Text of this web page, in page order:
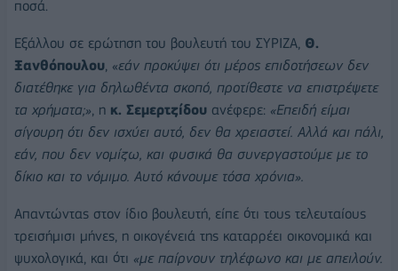
ποσά.
Εξάλλου σε ερώτηση του βουλευτή του ΣΥΡΙΖΑ, Θ.
Ξανθόπουλου, «εάν προκύψει ότι μέρος επιδοτήσεων δεν
διατέθηκε για δηλωθέντα σκοπό, προτίθεστε να επιστρέψετε
τα χρήματα;», η κ. Σεμερτζίδου ανέφερε: «Επειδή είμαι
σίγουρη ότι δεν ισχύει αυτό, δεν θα χρειαστεί. Αλλά και πάλι,
εάν, που δεν νομίζω, και φυσικά θα συνεργαστούμε με το
δίκιο και το νόμιμο. Αυτό κάνουμε τόσα χρόνια».
Απαντώντας στον ίδιο βουλευτή, είπε ότι τους τελευταίους
τρεισήμισι μήνες, η οικογένειά της καταρρέει οικονομικά και
ψυχολογικά, και ότι «με παίρνουν τηλέφωνο και με απειλούν.